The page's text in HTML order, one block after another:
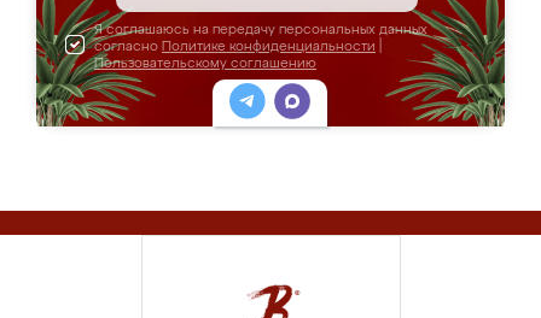
Я соглашаюсь на передачу персональных данных
согласно Политике конфиденциальности
Пользовательскому соглашению